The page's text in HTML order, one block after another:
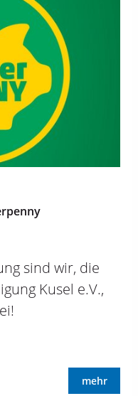
sind wir, die
Kusel e.V.,
mehr